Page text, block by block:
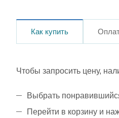
Как купить
Чтобы запросить цену,
Выбрать
Перейти в корзину и